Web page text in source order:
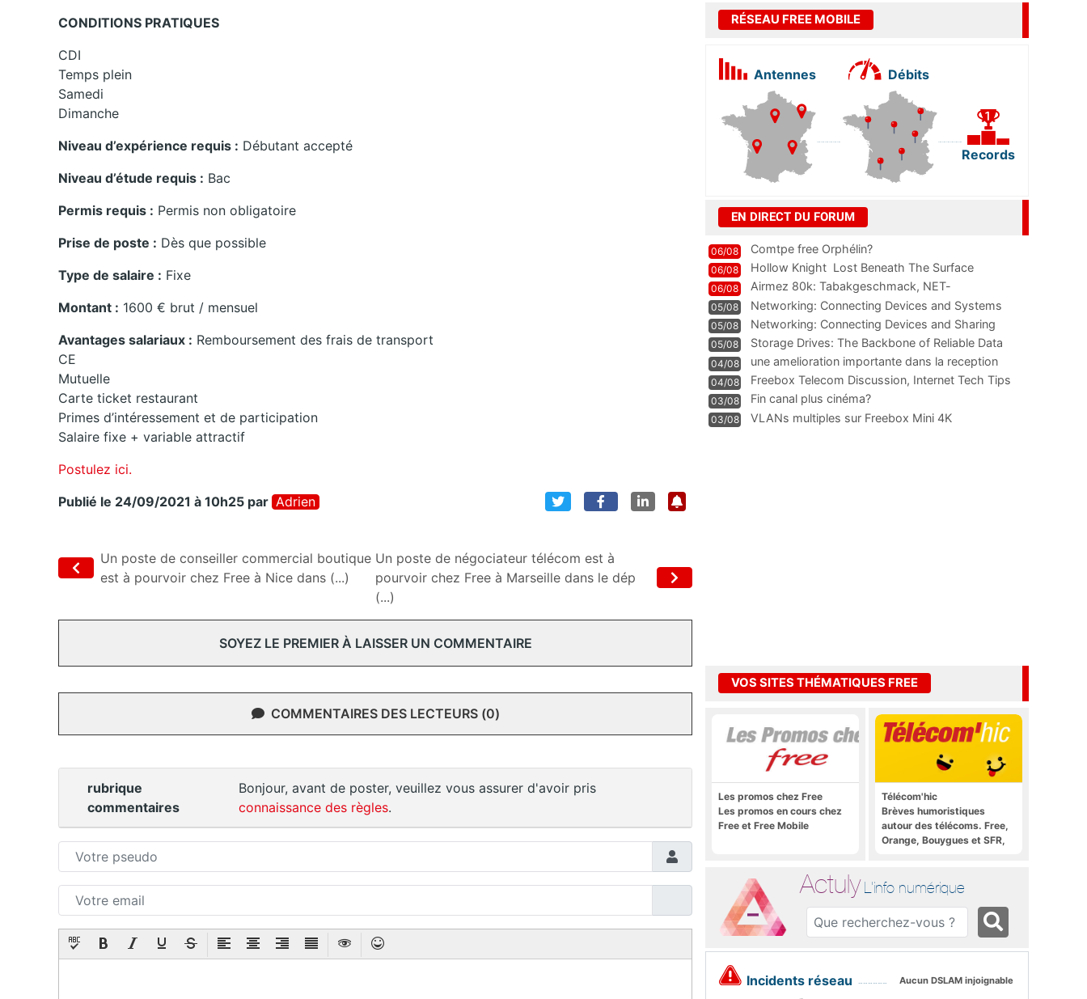
CONDITIONS PRATIQUES
CDI
Temps plein
Samedi
Dimanche
Niveau d’expérience requis : Débutant accepté
Niveau d’étude requis : Bac
Permis requis : Permis non obligatoire
Prise de poste : Dès que possible
Type de salaire : Fixe
Montant : 1600 € brut / mensuel
Avantages salariaux : Remboursement des frais de transport
CE
Mutuelle
Carte ticket restaurant
Primes d’intéressement et de participation
Salaire fixe + variable attractif
Postulez ici.
Publié le 24/09/2021 à 10h25 par Adrien
Un poste de conseiller commercial boutique
est à pourvoir chez Free à Nice dans (...)
Un poste de négociateur télécom est à
pourvoir chez Free à Marseille dans le dép
(...)
SOYEZ LE PREMIER À LAISSER UN COMMENTAIRE
COMMENTAIRES DES LECTEURS (0)
rubrique
commentaires
Bonjour, avant de poster, veuillez vous assurer d'avoir pris
connaissance des règles.
RÉSEAU FREE MOBILE
Antennes Débits
Records
EN DIRECT DU FORUM
06/08 Comtpe free Orphélin?
06/08 Hollow Knight  Lost Beneath The Surface
06/08
Airmez 80k: Tabakgeschmack, NET-
Technologie und Leistung im
05/08 Networking: Connecting Devices and Systems
05/08
Networking: Connecting Devices and Sharing
Information
05/08
Storage Drives: The Backbone of Reliable Data
Management
04/08
une amelioration importante dans la reception
WIFI
04/08
Freebox Telecom Discussion, Internet Tech Tips
Communi
03/08 Fin canal plus cinéma?
03/08 VLANs multiples sur Freebox Mini 4K
VOS SITES THÉMATIQUES FREE
Les promos chez Free
Les promos en cours chez
Free et Free Mobile
Télécom'hic
Brèves humoristiques
autour des télécoms. Free,
Orange, Bouygues et SFR,
Actuly L'info numérique
Incidents réseau Aucun DSLAM injoignable